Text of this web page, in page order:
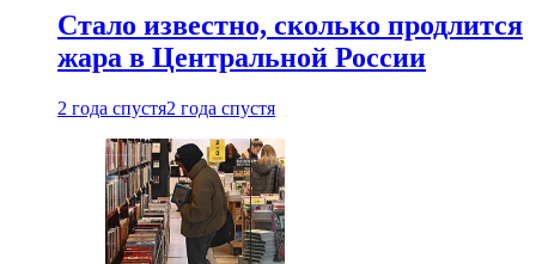
Стало известно, сколько продлится
жара в Центральной России
2 года спустя2 года спустя